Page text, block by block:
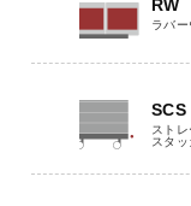
RW
ラバー
SCS
ストレ
スタ